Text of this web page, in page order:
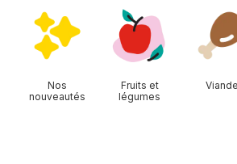
sauter Magasiner Allées
Nos
nouveautés
Fruits et
légumes
Viande